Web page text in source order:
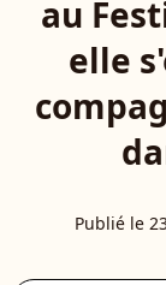
au
elle
Publié le